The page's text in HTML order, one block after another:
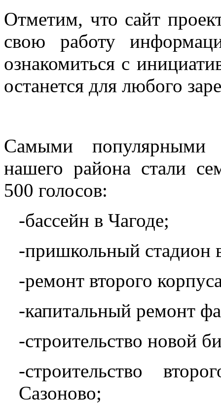
Отметим, что сайт
свою работу
ознакомиться с
останется для любого
Самыми популярными
нашего района стали
500 голосов:
-бассейн в Чагоде;
-пришкольный стадион
-ремонт второго
-капитальный ремонт
-строительство новой
-строительство
Сазоново;